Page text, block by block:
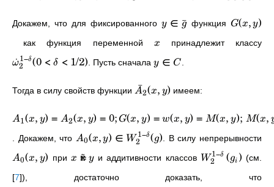
Докажем, что для фиксированногоy ∈ g
ˉ функция G(x, y)
как функция переменной x принадлежит классу
ω
˙2
1−δ(0 < δ < 1/2). Пусть сначалаy ∈ C.
Тогда в силу свойств функции A
ˉ2(x, y) имеем:
A1(x, y) = A2(x, y) = 0; G(x, y) = w(x, y) = M(x, y); M(x,
. Докажем, что A0(x, y) ∈ W2
1−δ (g). В силу непрерывности
A0(x, y) при x 
= yи аддитивности классов W2
1−δ (gi ) (см.
[7]), достаточно доказать, что